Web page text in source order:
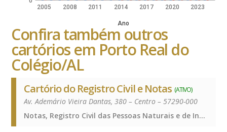
2005 2008 2011 2014 2017 2020 2023
Ano
Confira também outros
cartórios em Porto Real do
Colégio/AL
Cartório do Registro Civil e Notas (ATIVO)
Av. Ademário Vieira Dantas, 380 – Centro – 57290-000
Notas, Registro Civil das Pessoas Naturais e de Interdições e Tutelas, Notas, Registro Civil das Pessoas Naturais e de Interdições e Tutelas, Notas, Registro Civil das Pessoas Naturais e de Interdições e Tutelas, Notas, Registro Civil das Pessoas Naturais e de Interdições e Tutelas